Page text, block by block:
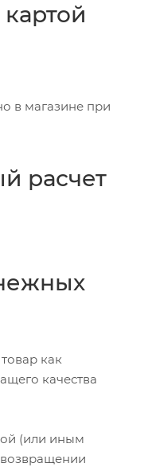
в магазине при
расчет
как
качества
(или иным